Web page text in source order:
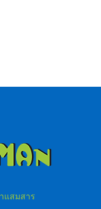
แสมสาร